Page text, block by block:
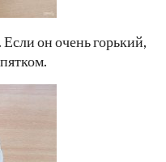
он очень горький,